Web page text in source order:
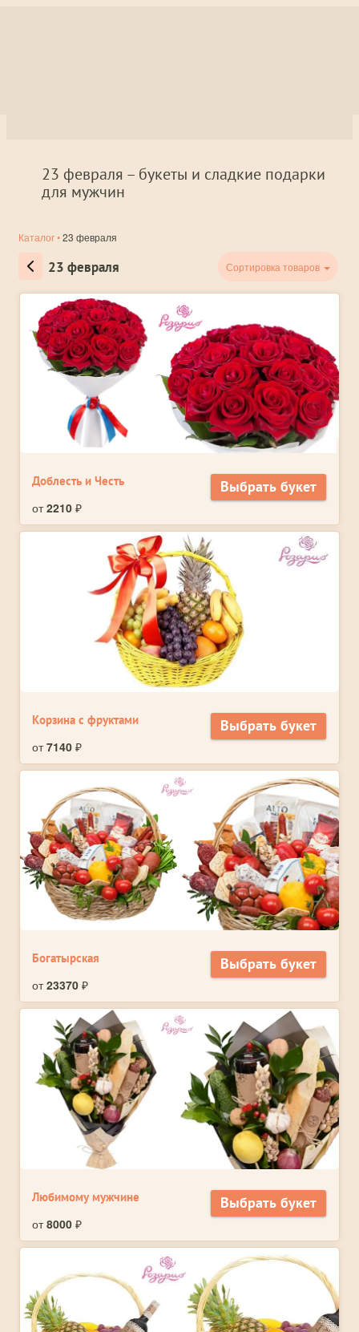
23 февраля – букеты и сладкие подарки
для мужчин
Каталог•23 февраля
23 февраля
Доблесть и Честь
от2210 ₽
Выбрать букет
Корзина с фруктами
от7140 ₽
Выбрать букет
Богатырская
от23370 ₽
Выбрать букет
Любимому мужчине
от8000 ₽
Выбрать букет
Сортировка товаров